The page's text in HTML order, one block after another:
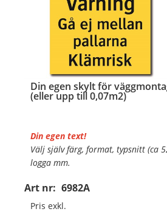
Din egen skylt för
(eller upp till 0,07m2)
Art nr: 6982A
Din egen text!
Välj själv färg, format, typsnitt (ca
logga mm.
Material:Plan aluminium, 0,7mm
Mått:210x297mm (eller annat
Pris exkl.